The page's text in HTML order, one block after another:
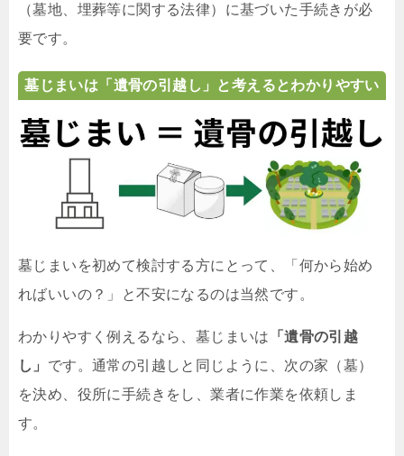
（墓地、埋葬等に関する法律）に基づいた手続きが必
要です。
墓じまいは「遺骨の引越し」と考えるとわかりやすい
墓じまいを初めて検討する方にとって、「何から始め
ればいいの？」と不安になるのは当然です。
わかりやすく例えるなら、墓じまいは
「遺骨の引越
し」 です。通常の引越しと同じように、次の家（墓）
を決め、役所に手続きをし、業者に作業を依頼しま
す。